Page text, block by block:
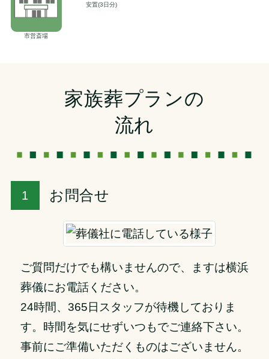
市営斎場
安置(3日分)
家族葬プランの
流れ
お問合せ
ご質問だけでも構いませんので、ますは横浜
葬儀にお電話ください。
24時間、365日スタッフが待機しておりま
す。時間を気にせずいつもでご連絡下さい。
事前にご準備いただくものはございません。